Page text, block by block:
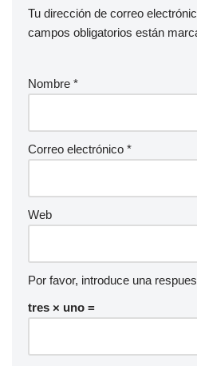
Tu dirección de correo
campos obligatorios están
Nombre *
Correo electrónico *
Web
Por favor, introduce una
tres × uno =